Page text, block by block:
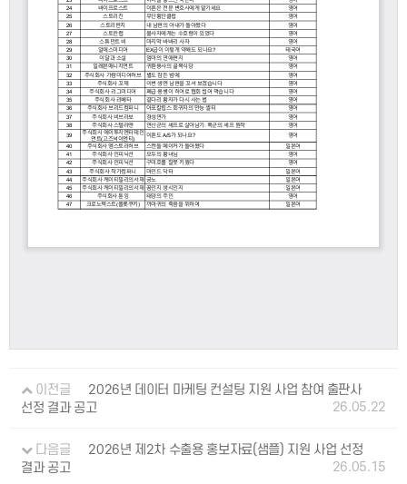
이전글
2026년 데이터 마케팅 컨설팅 지원 사업 참여 출판사
선정 결과 공고
26.05.22
다음글
2026년 제2차 수출용 홍보자료(샘플) 지원 사업 선정
결과 공고
26.05.15